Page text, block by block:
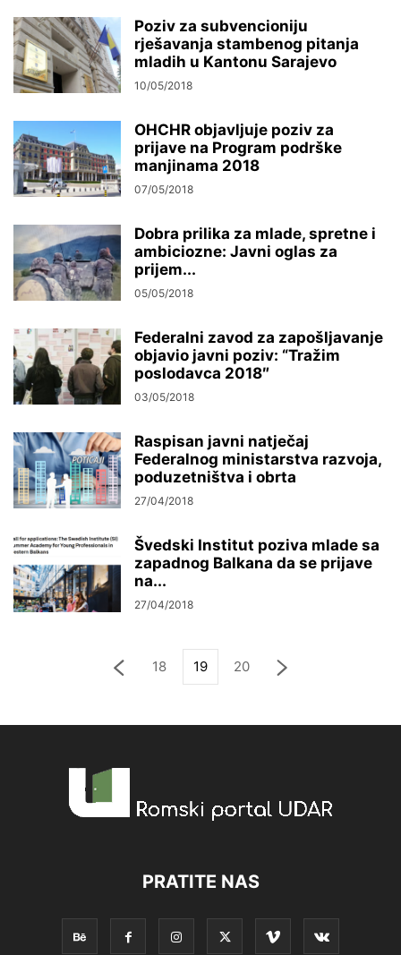
Poziv za subvencioniju
rješavanja stambenog pitanja
mladih u Kantonu Sarajevo
10/05/2018
OHCHR objavljuje poziv za
prijave na Program podrške
manjinama 2018
07/05/2018
Dobra prilika za mlade, spretne i
ambiciozne: Javni oglas za
prijem...
05/05/2018
Federalni zavod za zapošljavanje
objavio javni poziv: “Tražim
poslodavca 2018″
03/05/2018
Raspisan javni natječaj
Federalnog ministarstva razvoja,
poduzetništva i obrta
27/04/2018
Švedski Institut poziva mlade sa
zapadnog Balkana da se prijave
na...
27/04/2018
18 19 20
PRATITE NAS